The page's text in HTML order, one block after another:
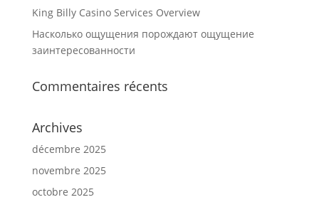
King Billy Casino Services Overview
Насколько ощущения порождают ощущение
заинтересованности
Commentaires récents
Archives
décembre 2025
novembre 2025
octobre 2025